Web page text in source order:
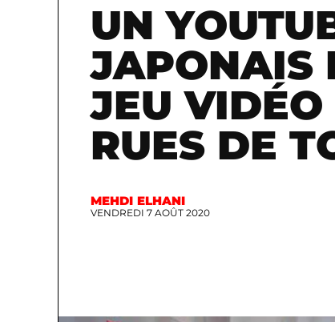
UN
JAPONAIS
JEU VIDÉO
RUES DE
MEHDI ELHANI
VENDREDI 7 AOÛT 2020